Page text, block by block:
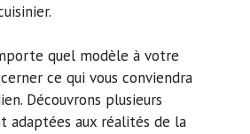
quel modèle à votre
ce qui vous conviendra
Découvrons plusieurs
adaptées aux réalités de la